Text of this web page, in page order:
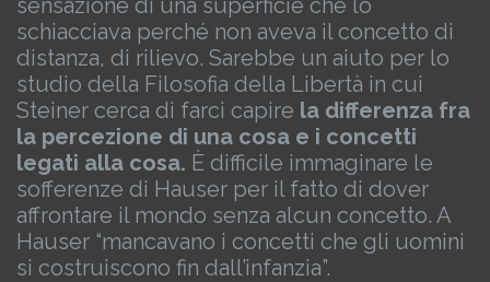
sensazione di una superficie che lo
schiacciava perché non aveva il concetto di
distanza, di rilievo. Sarebbe un aiuto per lo
studio della Filosofia della Libertà in cui
Steiner cerca di farci capire la differenza fra
la percezione di una cosa e i concetti
legati alla cosa. È difficile immaginare le
sofferenze di Hauser per il fatto di dover
affrontare il mondo senza alcun concetto. A
Hauser “mancavano i concetti che gli uomini
si costruiscono fin dall’infanzia”.